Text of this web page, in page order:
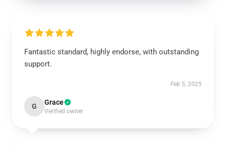
Fantastic standard, highly endorse, with outstanding
support.
Feb 5, 2025
G Grace
Verified owner